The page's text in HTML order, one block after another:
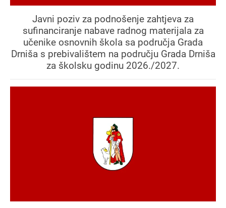
Javni poziv za podnošenje zahtjeva za
sufinanciranje nabave radnog materijala za
učenike osnovnih škola sa područja Grada
Drniša s prebivalištem na području Grada Drniša
za školsku godinu 2026./2027.